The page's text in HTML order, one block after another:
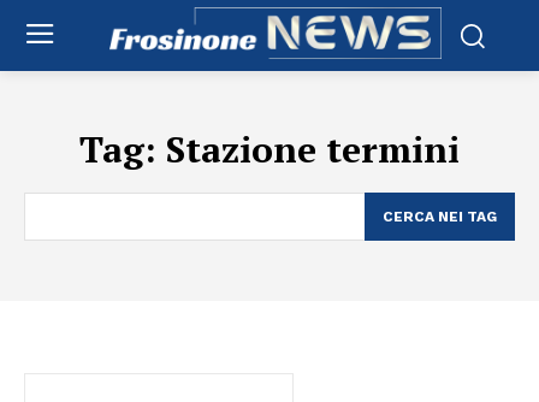
Tag: Stazione termini
CERCA NEI TAG